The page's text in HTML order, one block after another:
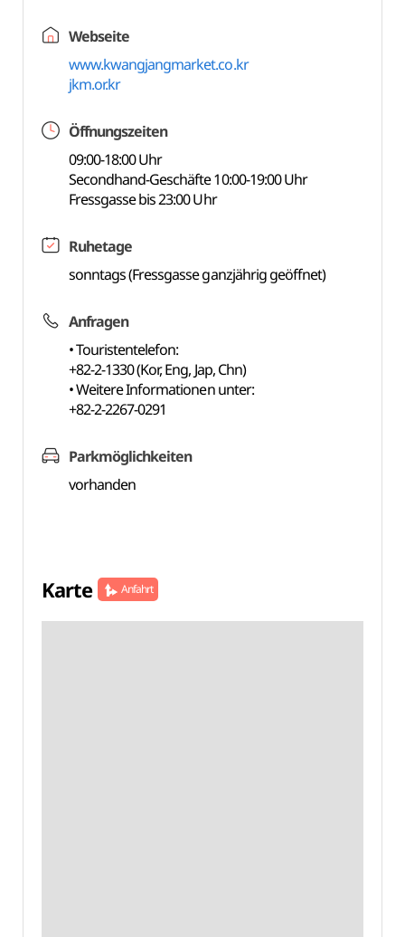
Webseite
www.kwangjangmarket.co.kr
jkm.or.kr
Öffnungszeiten
09:00-18:00 Uhr
Secondhand-Geschäfte 10:00-19:00 Uhr
Fressgasse bis 23:00 Uhr
Ruhetage
sonntags (Fressgasse ganzjährig geöffnet)
Anfragen
• Touristentelefon:
+82-2-1330 (Kor, Eng, Jap, Chn)
• Weitere Informationen unter:
+82-2-2267-0291
Parkmöglichkeiten
vorhanden
Karte Anfahrt